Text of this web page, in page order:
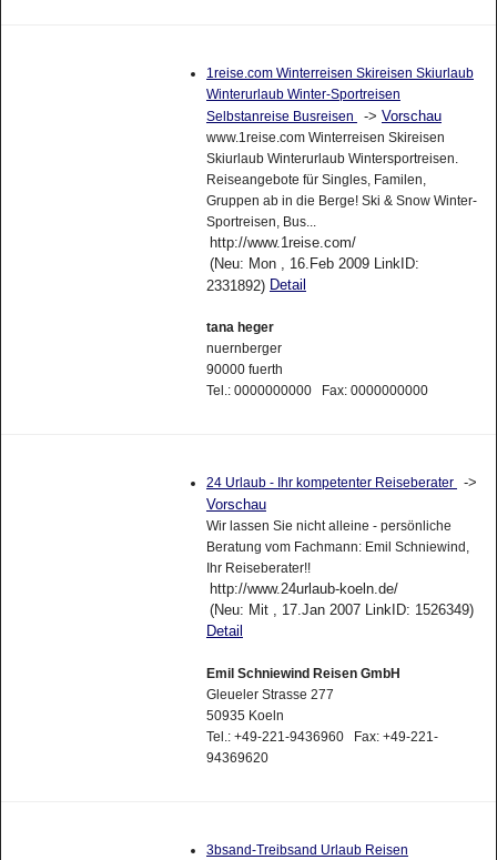
1reise.com Winterreisen Skireisen Skiurlaub
Winterurlaub Winter-Sportreisen
Selbstanreise Busreisen
-> Vorschau
www.1reise.com Winterreisen Skireisen
Skiurlaub Winterurlaub Wintersportreisen.
Reiseangebote für Singles, Familen,
Gruppen ab in die Berge! Ski & Snow Winter-
Sportreisen, Bus...
http://www.1reise.com/
(Neu: Mon , 16.Feb 2009 LinkID:
2331892) Detail
tana heger
nuernberger
90000 fuerth
Tel.: 0000000000 Fax: 0000000000
24 Urlaub - Ihr kompetenter Reiseberater
->
Vorschau
Wir lassen Sie nicht alleine - persönliche
Beratung vom Fachmann: Emil Schniewind,
Ihr Reiseberater!!
http://www.24urlaub-koeln.de/
(Neu: Mit , 17.Jan 2007 LinkID: 1526349)
Detail
Emil Schniewind Reisen GmbH
Gleueler Strasse 277
50935 Koeln
Tel.: +49-221-9436960 Fax: +49-221-
94369620
3bsand-Treibsand Urlaub Reisen